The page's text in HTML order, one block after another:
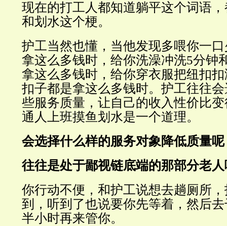
现在的打工人都知道躺平这个词语
和划水这个梗。
护工当然也懂，当他发现多喂你一
拿这么多钱时，给你洗澡冲洗5分钟
拿这么多钱时，给你穿衣服把纽扣
扣子都是拿这么多钱时。护工往往
些服务质量，让自己的收入性价比
通人上班摸鱼划水是一个道理。
会选择什么样的服务对象降低质量
往往是处于鄙视链底端的那部分老
你行动不便，和护工说想去趟厕所
到，听到了也说要你先等着，然后
半小时再来管你。